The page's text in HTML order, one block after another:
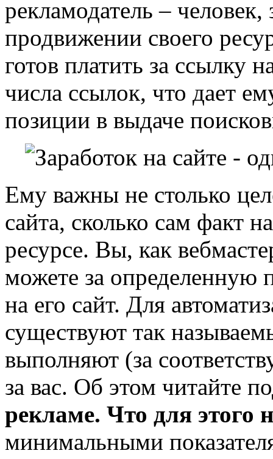
рекламодатель –
продвижении своего
готов платить за ссылку
числа ссылок, что дает
позиции в выдаче
Ему важны не столько
сайта, сколько сам факт
ресурсе. Вы, как
можете за определенную
на его сайт. Для
существуют так
выполняют (за
за вас. Об этом читайте
рекламе. Что для этого
минимальными